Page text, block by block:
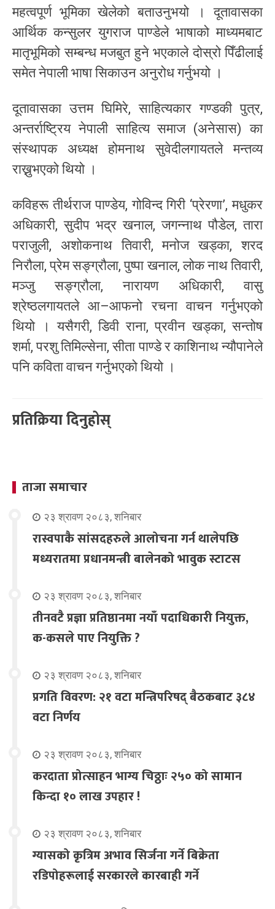
महत्वपूर्ण भूमिका खेलेको बताउनुभयो । दूतावासका
आर्थिक कन्सुलर युगराज पाण्डेले भाषाको माध्यमबाट
मातृभूमिको सम्बन्ध मजबुत हुने भएकाले दोस्रो पिँढीलाई
समेत नेपाली भाषा सिकाउन अनुरोध गर्नुभयो ।
दूतावासका उत्तम घिमिरे, साहित्यकार गण्डकी पुत्र,
अन्तर्राष्ट्रिय नेपाली साहित्य समाज (अनेसास) का
संस्थापक अध्यक्ष होमनाथ सुवेदीलगायतले मन्तव्य
राख्नुभएको थियो ।
कविहरू तीर्थराज पाण्डेय, गोविन्द गिरी ‘प्रेरणा’, मधुकर
अधिकारी, सुदीप भद्र खनाल, जगन्नाथ पौडेल, तारा
पराजुली, अशोकनाथ तिवारी, मनोज खड्का, शरद
निरौला, प्रेम सङ्ग्रौला, पुष्पा खनाल, लोक नाथ तिवारी,
मञ्जु सङ्ग्रौला, नारायण अधिकारी, वासु
श्रेष्ठलगायतले आ–आफनो रचना वाचन गर्नुभएको
थियो । यसैगरी, डिवी राना, प्रवीन खड्का, सन्तोष
शर्मा, परशु तिमिल्सेना, सीता पाण्डे र काशिनाथ न्यौपानेले
पनि कविता वाचन गर्नुभएको थियो ।
प्रतिक्रिया दिनुहोस्
ताजा समाचार
२३ श्रावण २०८३, शनिबार
रास्वपाकै सांसदहरुले आलोचना गर्न थालेपछि
मध्यरातमा प्रधानमन्त्री बालेनको भावुक स्टाटस
२३ श्रावण २०८३, शनिबार
तीनवटै प्रज्ञा प्रतिष्ठानमा नयाँ पदाधिकारी नियुक्त,
क-कसले पाए नियुक्ति ?
२३ श्रावण २०८३, शनिबार
प्रगति विवरण: २१ वटा मन्त्रिपरिषद् बैठकबाट ३८४
वटा निर्णय
२३ श्रावण २०८३, शनिबार
करदाता प्रोत्साहन भाग्य चिठ्ठाः २५० को सामान
किन्दा १० लाख उपहार !
२३ श्रावण २०८३, शनिबार
ग्यासको कृत्रिम अभाव सिर्जना गर्ने बिक्रेता
रडिपोहरूलाई सरकारले कारबाही गर्ने